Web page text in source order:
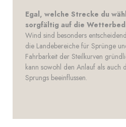
Egal, welche Strecke du
sorgfältig auf die
Wind sind besonders
die Landebereiche für Sprünge
Fahrbarkeit der Steilkurven
kann sowohl den Anlauf als auch
Sprungs beeinflussen.